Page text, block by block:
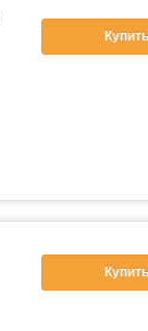
Купить
Купить